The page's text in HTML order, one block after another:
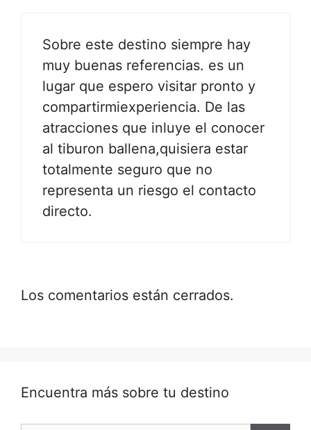
Sobre este destino siempre hay
muy buenas referencias. es un
lugar que espero visitar pronto y
compartirmiexperiencia. De las
atracciones que inluye el conocer
al tiburon ballena,quisiera estar
totalmente seguro que no
representa un riesgo el contacto
directo.
Los comentarios están cerrados.
Encuentra más sobre tu destino